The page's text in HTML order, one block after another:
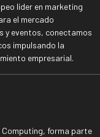
líder en marketing
el mercado
y eventos, conectamos
impulsando la
empresarial.
Computing, forma parte